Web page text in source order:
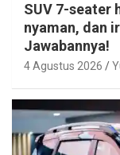
SUV 7-seater
nyaman, dan
Jawabannya!
4 Agustus 2026